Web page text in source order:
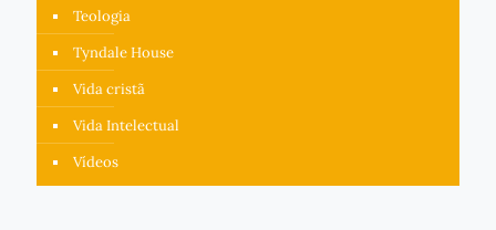
Teologia
Tyndale House
Vida cristã
Vida Intelectual
Vídeos